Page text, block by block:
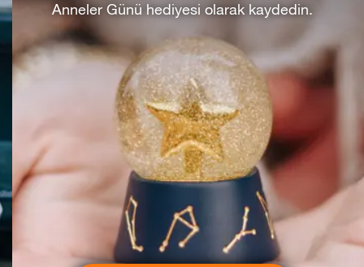
Anneler Günü hediyesi olarak kaydedin.